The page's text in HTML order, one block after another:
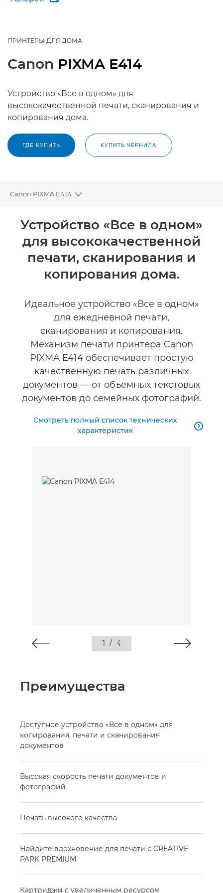
ПРИНТЕРЫ ДЛЯ ДОМА
Canon PIXMA E414
Устройство «Все в одном» для
высококачественной печати, сканирования и
копирования дома.
ГДЕ КУПИТЬ КУПИТЬ ЧЕРНИЛА
Canon PIXMA E414
Toggle breadcrumbs
Общая информация
Технические характеристики
Устройство «Все в одном»
для высококачественной
печати, сканирования и
копирования дома.
Идеальное устройство «Все в одном»
для ежедневной печати,
сканирования и копирования.
Механизм печати принтера Canon
PIXMA E414 обеспечивает простую
качественную печать различных
документов — от объемных текстовых
документов до семейных фотографий.
Смотреть полный список технических
характеристик

1 / 4
Преимущества
Доступное устройство «Все в одном» для
копирования, печати и сканирования
документов
Высокая скорость печати документов и
фотографий
Печать высокого качества
Найдите вдохновение для печати с CREATIVE
PARK PREMIUM
Картриджи с увеличенным ресурсом